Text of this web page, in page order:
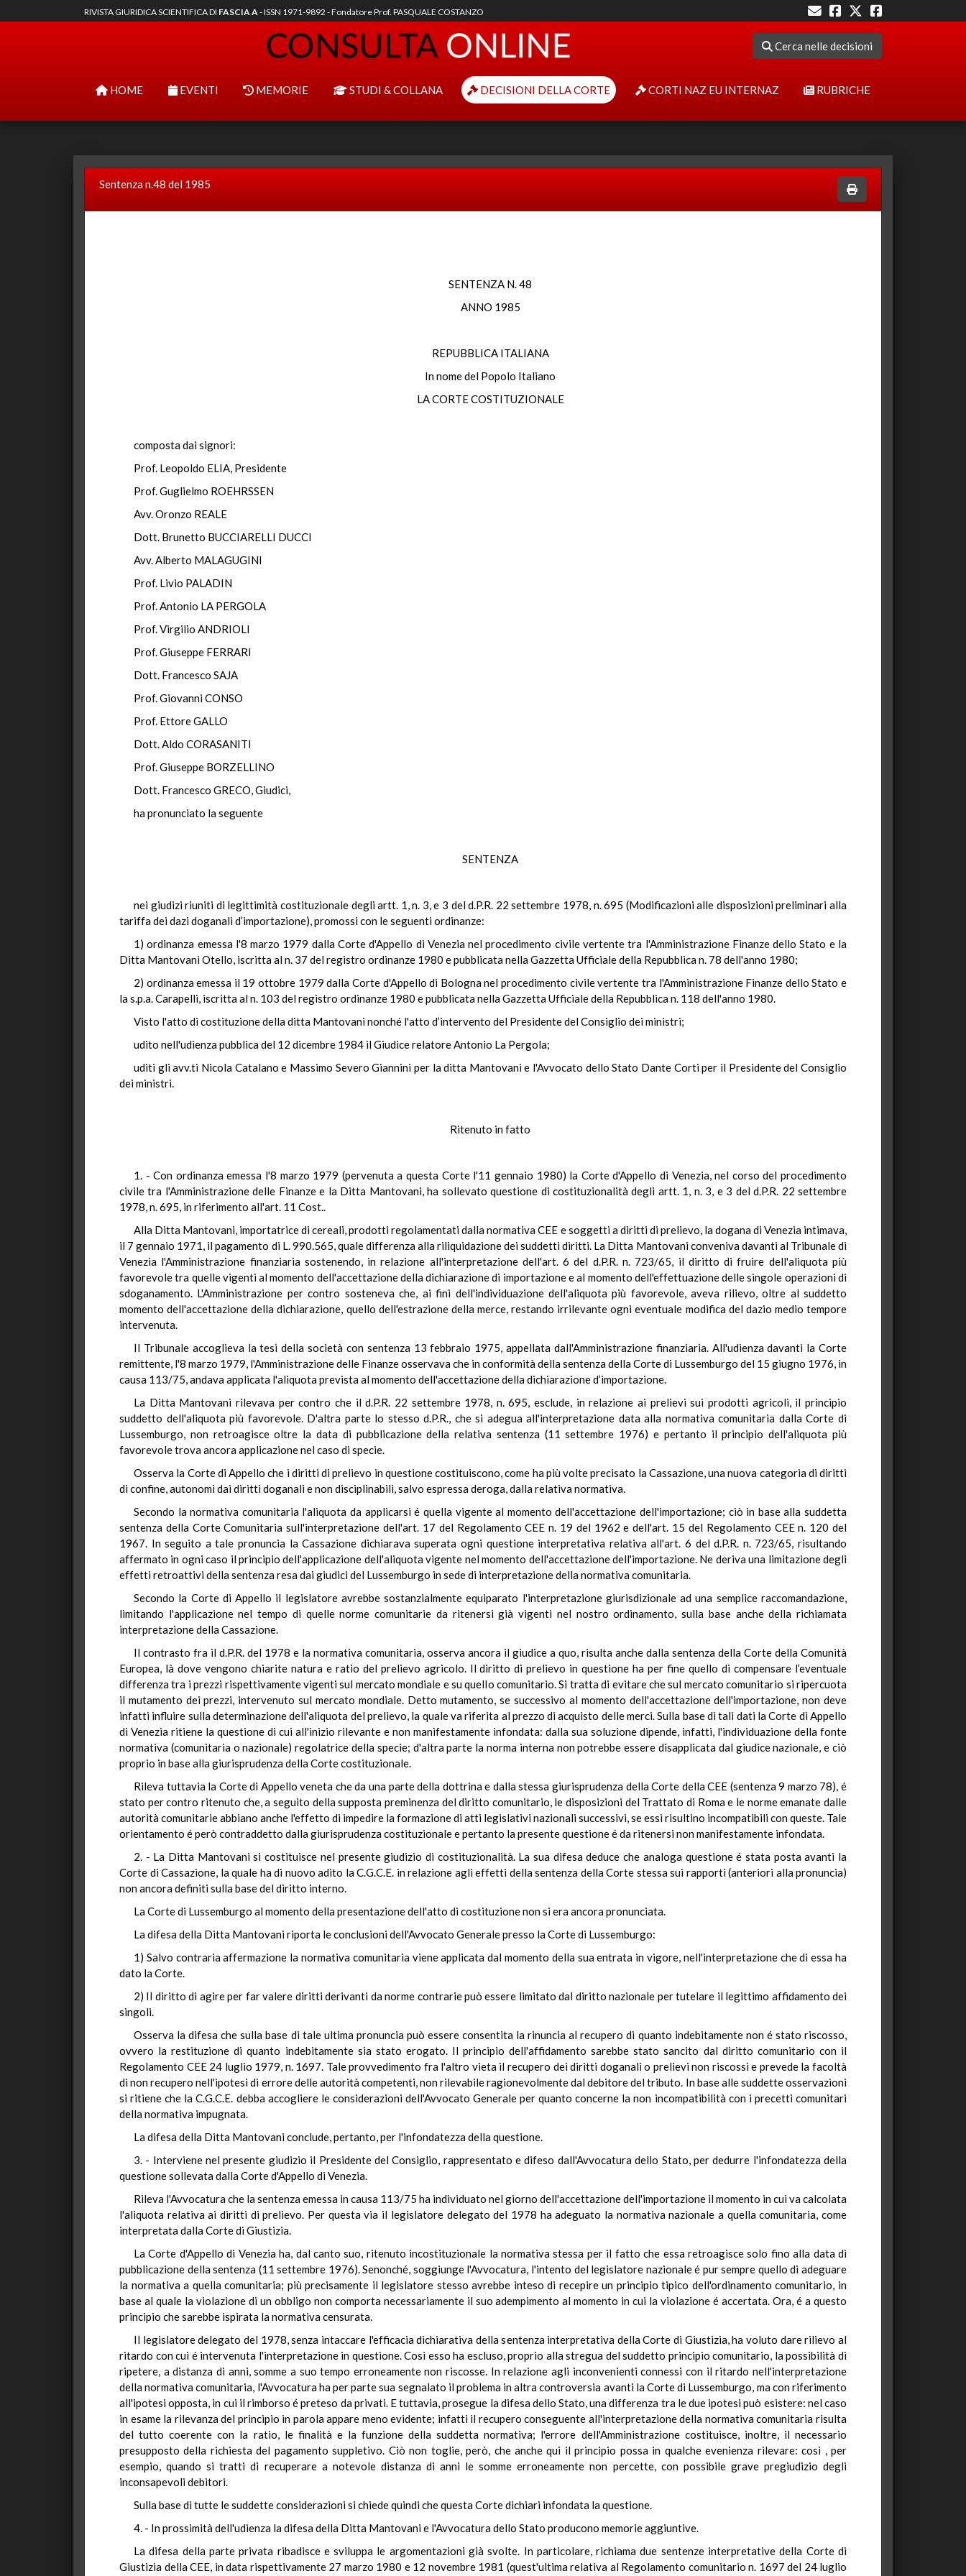
RIVISTA GIURIDICA SCIENTIFICA DI FASCIA A- ISSN 1971-9892 - Fondatore Prof. PASQUALE COSTANZO
Cerca nelle decisioni
HOME EVENTI MEMORIE STUDI & COLLANA DECISIONI DELLA CORTE CORTI NAZ EU INTERNAZ RUBRICHE
Sentenza n.48 del 1985
SENTENZA N. 48
ANNO 1985
REPUBBLICA ITALIANA
In nome del Popolo Italiano
LA CORTE COSTITUZIONALE
composta dai signori:
Prof. Leopoldo ELIA, Presidente
Prof. Guglielmo ROEHRSSEN
Avv. Oronzo REALE
Dott. Brunetto BUCCIARELLI DUCCI
Avv. Alberto MALAGUGINI
Prof. Livio PALADIN
Prof. Antonio LA PERGOLA
Prof. Virgilio ANDRIOLI
Prof. Giuseppe FERRARI
Dott. Francesco SAJA
Prof. Giovanni CONSO
Prof. Ettore GALLO
Dott. Aldo CORASANITI
Prof. Giuseppe BORZELLINO
Dott. Francesco GRECO, Giudici,
ha pronunciato la seguente
SENTENZA
nei giudizi riuniti di legittimità costituzionale degli artt. 1, n. 3, e 3 del d.P.R. 22 settembre 1978, n. 695 (Modificazioni alle disposizioni preliminari alla
tariffa dei dazi doganali d’importazione), promossi con le seguenti ordinanze:
1) ordinanza emessa l'8 marzo 1979 dalla Corte d'Appello di Venezia nel procedimento civile vertente tra l'Amministrazione Finanze dello Stato e la
Ditta Mantovani Otello, iscritta al n. 37 del registro ordinanze 1980 e pubblicata nella Gazzetta Ufficiale della Repubblica n. 78 dell'anno 1980;
2) ordinanza emessa il 19 ottobre 1979 dalla Corte d'Appello di Bologna nel procedimento civile vertente tra l'Amministrazione Finanze dello Stato e
la s.p.a. Carapelli, iscritta al n. 103 del registro ordinanze 1980 e pubblicata nella Gazzetta Ufficiale della Repubblica n. 118 dell'anno 1980.
Visto l'atto di costituzione della ditta Mantovani nonché l'atto d’intervento del Presidente del Consiglio dei ministri;
udito nell'udienza pubblica del 12 dicembre 1984 il Giudice relatore Antonio La Pergola;
uditi gli avv.ti Nicola Catalano e Massimo Severo Giannini per la ditta Mantovani e l'Avvocato dello Stato Dante Corti per il Presidente del Consiglio
dei ministri.
Ritenuto in fatto
1. - Con ordinanza emessa l'8 marzo 1979 (pervenuta a questa Corte l'11 gennaio 1980) la Corte d'Appello di Venezia, nel corso del procedimento
civile tra l'Amministrazione delle Finanze e la Ditta Mantovani, ha sollevato questione di costituzionalità degli artt. 1, n. 3, e 3 del d.P.R. 22 settembre
1978, n. 695, in riferimento all'art. 11 Cost..
Alla Ditta Mantovani, importatrice di cereali, prodotti regolamentati dalla normativa CEE e soggetti a diritti di prelievo, la dogana di Venezia intimava,
il 7 gennaio 1971, il pagamento di L. 990.565, quale differenza alla riliquidazione dei suddetti diritti. La Ditta Mantovani conveniva davanti al Tribunale di
Venezia l'Amministrazione finanziaria sostenendo, in relazione all'interpretazione dell'art. 6 del d.P.R. n. 723/65, il diritto di fruire dell'aliquota più
favorevole tra quelle vigenti al momento dell'accettazione della dichiarazione di importazione e al momento dell'effettuazione delle singole operazioni di
sdoganamento. L'Amministrazione per contro sosteneva che, ai fini dell'individuazione dell'aliquota più favorevole, aveva rilievo, oltre al suddetto
momento dell'accettazione della dichiarazione, quello dell'estrazione della merce, restando irrilevante ogni eventuale modifica del dazio medio tempore
intervenuta.
Il Tribunale accoglieva la tesi della società con sentenza 13 febbraio 1975, appellata dall'Amministrazione finanziaria. All'udienza davanti la Corte
remittente, l'8 marzo 1979, l'Amministrazione delle Finanze osservava che in conformità della sentenza della Corte di Lussemburgo del 15 giugno 1976, in
causa 113/75, andava applicata l'aliquota prevista al momento dell'accettazione della dichiarazione d’importazione.
La Ditta Mantovani rilevava per contro che il d.P.R. 22 settembre 1978, n. 695, esclude, in relazione ai prelievi sui prodotti agricoli, il principio
suddetto dell'aliquota più favorevole. D'altra parte lo stesso d.P.R., che si adegua all'interpretazione data alla normativa comunitaria dalla Corte di
Lussemburgo, non retroagisce oltre la data di pubblicazione della relativa sentenza (11 settembre 1976) e pertanto il principio dell'aliquota più
favorevole trova ancora applicazione nel caso di specie.
Osserva la Corte di Appello che i diritti di prelievo in questione costituiscono, come ha più volte precisato la Cassazione, una nuova categoria di diritti
di confine, autonomi dai diritti doganali e non disciplinabili, salvo espressa deroga, dalla relativa normativa.
Secondo la normativa comunitaria l'aliquota da applicarsi é quella vigente al momento dell'accettazione dell'importazione; ciò in base alla suddetta
sentenza della Corte Comunitaria sull'interpretazione dell'art. 17 del Regolamento CEE n. 19 del 1962 e dell'art. 15 del Regolamento CEE n. 120 del
1967. In seguito a tale pronuncia la Cassazione dichiarava superata ogni questione interpretativa relativa all'art. 6 del d.P.R. n. 723/65, risultando
affermato in ogni caso il principio dell'applicazione dell'aliquota vigente nel momento dell'accettazione dell'importazione. Ne deriva una limitazione degli
effetti retroattivi della sentenza resa dai giudici del Lussemburgo in sede di interpretazione della normativa comunitaria.
Secondo la Corte di Appello il legislatore avrebbe sostanzialmente equiparato l'interpretazione giurisdizionale ad una semplice raccomandazione,
limitando l'applicazione nel tempo di quelle norme comunitarie da ritenersi già vigenti nel nostro ordinamento, sulla base anche della richiamata
interpretazione della Cassazione.
Il contrasto fra il d.P.R. del 1978 e la normativa comunitaria, osserva ancora il giudice a quo, risulta anche dalla sentenza della Corte della Comunità
Europea, là dove vengono chiarite natura e ratio del prelievo agricolo. Il diritto di prelievo in questione ha per fine quello di compensare l’eventuale
differenza tra i prezzi rispettivamente vigenti sul mercato mondiale e su quello comunitario. Si tratta di evitare che sul mercato comunitario si ripercuota
il mutamento dei prezzi, intervenuto sul mercato mondiale. Detto mutamento, se successivo al momento dell'accettazione dell'importazione, non deve
infatti influire sulla determinazione dell'aliquota del prelievo, la quale va riferita al prezzo di acquisto delle merci. Sulla base di tali dati la Corte di Appello
di Venezia ritiene la questione di cui all'inizio rilevante e non manifestamente infondata: dalla sua soluzione dipende, infatti, l'individuazione della fonte
normativa (comunitaria o nazionale) regolatrice della specie; d'altra parte la norma interna non potrebbe essere disapplicata dal giudice nazionale, e ciò
proprio in base alla giurisprudenza della Corte costituzionale.
Rileva tuttavia la Corte di Appello veneta che da una parte della dottrina e dalla stessa giurisprudenza della Corte della CEE (sentenza 9 marzo 78), é
stato per contro ritenuto che, a seguito della supposta preminenza del diritto comunitario, le disposizioni del Trattato di Roma e le norme emanate dalle
autorità comunitarie abbiano anche l'effetto di impedire la formazione di atti legislativi nazionali successivi, se essi risultino incompatibili con queste. Tale
orientamento é però contraddetto dalla giurisprudenza costituzionale e pertanto la presente questione é da ritenersi non manifestamente infondata.
2. - La Ditta Mantovani si costituisce nel presente giudizio di costituzionalità. La sua difesa deduce che analoga questione é stata posta avanti la
Corte di Cassazione, la quale ha di nuovo adito la C.G.C.E. in relazione agli effetti della sentenza della Corte stessa sui rapporti (anteriori alla pronuncia)
non ancora definiti sulla base del diritto interno.
La Corte di Lussemburgo al momento della presentazione dell'atto di costituzione non si era ancora pronunciata.
La difesa della Ditta Mantovani riporta le conclusioni dell'Avvocato Generale presso la Corte di Lussemburgo:
1) Salvo contraria affermazione la normativa comunitaria viene applicata dal momento della sua entrata in vigore, nell'interpretazione che di essa ha
dato la Corte.
2) Il diritto di agire per far valere diritti derivanti da norme contrarie può essere limitato dal diritto nazionale per tutelare il legittimo affidamento dei
singoli.
Osserva la difesa che sulla base di tale ultima pronuncia può essere consentita la rinuncia al recupero di quanto indebitamente non é stato riscosso,
ovvero la restituzione di quanto indebitamente sia stato erogato. Il principio dell'affidamento sarebbe stato sancito dal diritto comunitario con il
Regolamento CEE 24 luglio 1979, n. 1697. Tale provvedimento fra l'altro vieta il recupero dei diritti doganali o prelievi non riscossi e prevede la facoltà
di non recupero nell'ipotesi di errore delle autorità competenti, non rilevabile ragionevolmente dal debitore del tributo. In base alle suddette osservazioni
si ritiene che la C.G.C.E. debba accogliere le considerazioni dell'Avvocato Generale per quanto concerne la non incompatibilità con i precetti comunitari
della normativa impugnata.
La difesa della Ditta Mantovani conclude, pertanto, per l'infondatezza della questione.
3. - Interviene nel presente giudizio il Presidente del Consiglio, rappresentato e difeso dall'Avvocatura dello Stato, per dedurre l'infondatezza della
questione sollevata dalla Corte d'Appello di Venezia.
Rileva l'Avvocatura che la sentenza emessa in causa 113/75 ha individuato nel giorno dell'accettazione dell'importazione il momento in cui va calcolata
l'aliquota relativa ai diritti di prelievo. Per questa via il legislatore delegato del 1978 ha adeguato la normativa nazionale a quella comunitaria, come
interpretata dalla Corte di Giustizia.
La Corte d'Appello di Venezia ha, dal canto suo, ritenuto incostituzionale la normativa stessa per il fatto che essa retroagisce solo fino alla data di
pubblicazione della sentenza (11 settembre 1976). Senonché, soggiunge l'Avvocatura, l'intento del legislatore nazionale é pur sempre quello di adeguare
la normativa a quella comunitaria; più precisamente il legislatore stesso avrebbe inteso di recepire un principio tipico dell'ordinamento comunitario, in
base al quale la violazione di un obbligo non comporta necessariamente il suo adempimento al momento in cui la violazione é accertata. Ora, é a questo
principio che sarebbe ispirata la normativa censurata.
Il legislatore delegato del 1978, senza intaccare l'efficacia dichiarativa della sentenza interpretativa della Corte di Giustizia, ha voluto dare rilievo al
ritardo con cui é intervenuta l'interpretazione in questione. Così esso ha escluso, proprio alla stregua del suddetto principio comunitario, la possibilità di
ripetere, a distanza di anni, somme a suo tempo erroneamente non riscosse. In relazione agli inconvenienti connessi con il ritardo nell'interpretazione
della normativa comunitaria, l'Avvocatura ha per parte sua segnalato il problema in altra controversia avanti la Corte di Lussemburgo, ma con riferimento
all'ipotesi opposta, in cui il rimborso é preteso da privati. E tuttavia, prosegue la difesa dello Stato, una differenza tra le due ipotesi può esistere: nel caso
in esame la rilevanza del principio in parola appare meno evidente; infatti il recupero conseguente all'interpretazione della normativa comunitaria risulta
del tutto coerente con la ratio, le finalità e la funzione della suddetta normativa; l'errore dell'Amministrazione costituisce, inoltre, il necessario
presupposto della richiesta del pagamento suppletivo. Ciò non toglie, però, che anche qui il principio possa in qualche evenienza rilevare: così , per
esempio, quando si tratti di recuperare a notevole distanza di anni le somme erroneamente non percette, con possibile grave pregiudizio degli
inconsapevoli debitori.
Sulla base di tutte le suddette considerazioni si chiede quindi che questa Corte dichiari infondata la questione.
4. - In prossimità dell'udienza la difesa della Ditta Mantovani e l'Avvocatura dello Stato producono memorie aggiuntive.
La difesa della parte privata ribadisce e sviluppa le argomentazioni già svolte. In particolare, richiama due sentenze interpretative della Corte di
Giustizia della CEE, in data rispettivamente 27 marzo 1980 e 12 novembre 1981 (quest'ultima relativa al Regolamento comunitario n. 1697 del 24 luglio